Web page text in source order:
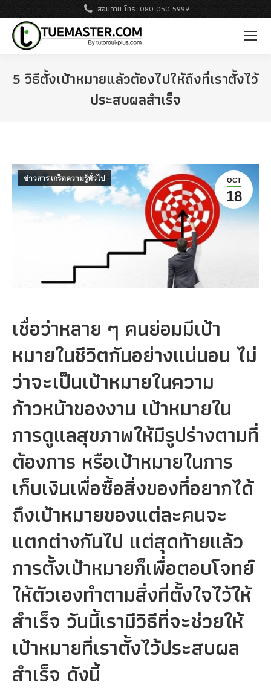
สอบถาม โทร. 080 050 5999
5 วิธีตั้งเป้าหมายแล้วต้องไปให้ถึงที่เราตั้งไว้
ประสบผลสำเร็จ
OCT
18
ข่าวสาร เกร็ดความรู้ทั่วไป
เชื่อว่าหลาย ๆ คนย่อมมีเป้า
หมายในชีวิตกันอย่างแน่นอน ไม่
ว่าจะเป็นเป้าหมายในความ
ก้าวหน้าของงาน เป้าหมายใน
การดูแลสุขภาพให้มีรูปร่างตามที่
ต้องการ หรือเป้าหมายในการ
เก็บเงินเพื่อซื้อสิ่งของที่อยากได้
ถึงเป้าหมายของแต่ละคนจะ
แตกต่างกันไป แต่สุดท้ายแล้ว
การตั้งเป้าหมายก็เพื่อตอบโจทย์
ให้ตัวเองทำตามสิ่งที่ตั้งใจไว้ให้
สำเร็จ วันนี้เรามีวิธีที่จะช่วยให้
เป้าหมายที่เราตั้งไว้ประสบผล
สำเร็จ ดังนี้